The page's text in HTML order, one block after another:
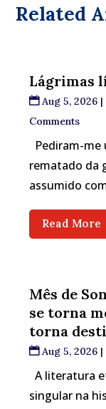
Related
Lágrimas
Aug 5, 2026 |
Comments
Pediram-
rematado da
assumido
Read More
Mês de
se torna
torna
Aug 5, 2026 |
A literatura
singular na